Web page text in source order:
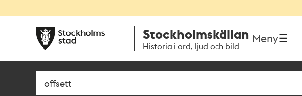
navigationen
huvudinnehållet
Stockholmskällan
Historia i ord, ljud och bild
Meny
Sök